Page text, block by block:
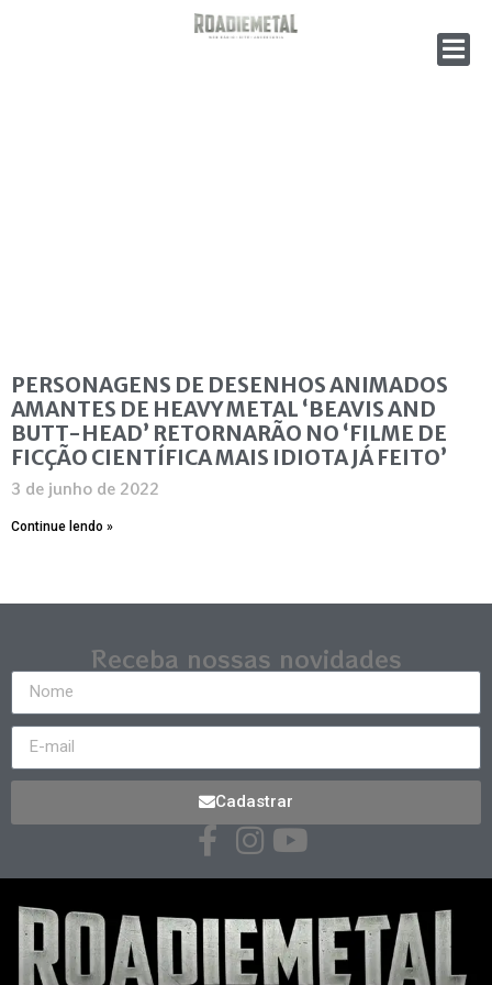
PERSONAGENS DE DESENHOS ANIMADOS
AMANTES DE HEAVY METAL ‘BEAVIS AND
BUTT-HEAD’ RETORNARÃO NO ‘FILME DE
FICÇÃO CIENTÍFICA MAIS IDIOTA JÁ FEITO’
3 de junho de 2022
Continue lendo »
Receba nossas novidades
Cadastrar